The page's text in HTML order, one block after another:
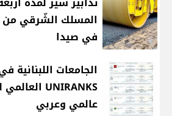
المسلك الشّرقي من
في صيدا
الجامعات اللبنانية
عالمي وعربي